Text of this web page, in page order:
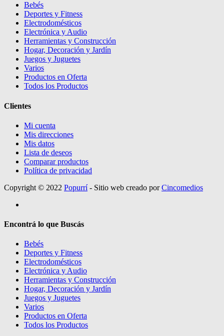
Bebés
Deportes y Fitness
Electrodomésticos
Electrónica y Audio
Herramientas y Construcción
Hogar, Decoración y Jardín
Juegos y Juguetes
Varios
Productos en Oferta
Todos los Productos
Clientes
Mi cuenta
Mis direcciones
Mis datos
Lista de deseos
Comparar productos
Política de privacidad
Copyright © 2022 Popurrí- Sitio web creado porCincomedios
Encontrá lo que Buscás
Bebés
Deportes y Fitness
Electrodomésticos
Electrónica y Audio
Herramientas y Construcción
Hogar, Decoración y Jardín
Juegos y Juguetes
Varios
Productos en Oferta
Todos los Productos